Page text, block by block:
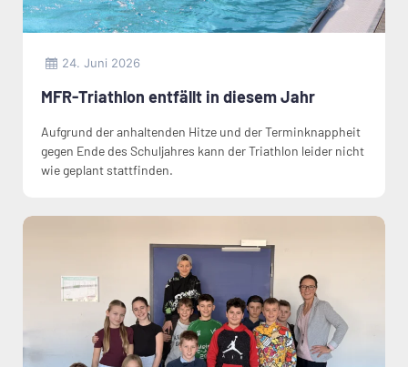
24. Juni 2026
MFR-Triathlon entfällt in diesem Jahr
Aufgrund der anhaltenden Hitze und der Terminknappheit
gegen Ende des Schuljahres kann der Triathlon leider nicht
wie geplant stattfinden.